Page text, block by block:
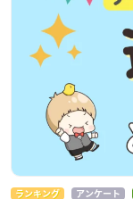
ランキング アンケート